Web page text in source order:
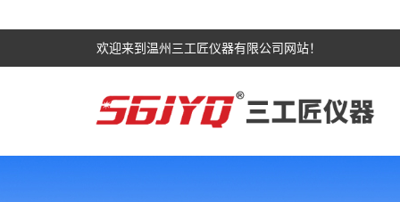
欢迎来到温州三工匠仪器有限公司网站！